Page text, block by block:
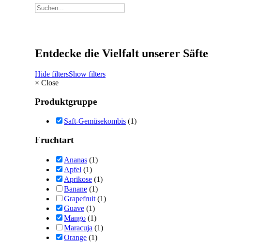
Entdecke die Vielfalt unserer Säfte
Hide filtersShow filters
× Close
Produktgruppe
Saft-Gemüsekombis (1)
Fruchtart
Ananas (1)
Apfel (1)
Aprikose (1)
Banane (1)
Grapefruit (1)
Guave (1)
Mango (1)
Maracuja (1)
Orange (1)